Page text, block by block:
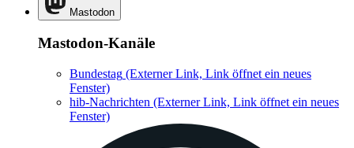
Mastodon
Mastodon-Kanäle
Bundestag (Externer Link, Link öffnet ein neues
Fenster)
hib-Nachrichten (Externer Link, Link öffnet ein neues
Fenster)